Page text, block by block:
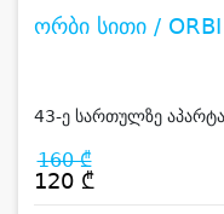
ორბი სითი /
43-ე სართულზე
160 ₾
120 ₾